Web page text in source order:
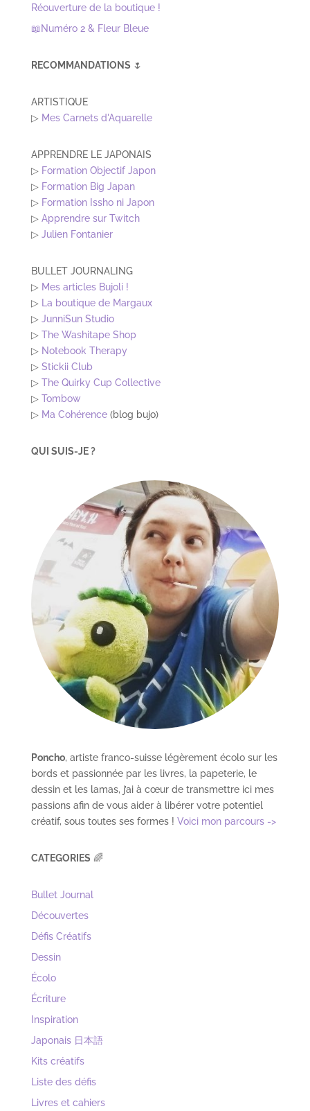
Réouverture de la boutique !
📖Numéro 2 & Fleur Bleue
RECOMMANDATIONS 🌷
ARTISTIQUE
▷ Mes Carnets d'Aquarelle
APPRENDRE LE JAPONAIS
▷ Formation Objectif Japon
▷ Formation Big Japan
▷ Formation Issho ni Japon
▷ Apprendre sur Twitch
▷ Julien Fontanier
BULLET JOURNALING
▷ Mes articles Bujoli !
▷ La boutique de Margaux
▷ JunniSun Studio
▷ The Washitape Shop
▷ Notebook Therapy
▷ Stickii Club
▷ The Quirky Cup Collective
▷ Tombow
▷ Ma Cohérence(blog bujo)
QUI SUIS-JE ?
Poncho, artiste franco-suisse légèrement écolo sur les
bords et passionnée par les livres, la papeterie, le
dessin et les lamas, j’ai à cœur de transmettre ici mes
passions afin de vous aider à libérer votre potentiel
créatif, sous toutes ses formes ! Voici mon parcours ->
CATEGORIES 🌈
Bullet Journal
Découvertes
Défis Créatifs
Dessin
Écolo
Écriture
Inspiration
Japonais 日本語
Kits créatifs
Liste des défis
Livres et cahiers